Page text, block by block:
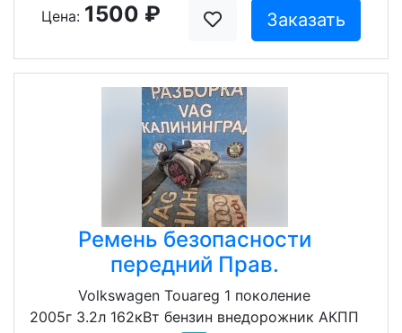
Цена: 1500 ₽ Заказать
Ремень безопасности
передний Прав.
Volkswagen Touareg 1 поколение
2005г 3.2л 162кВт бензин внедорожник АКПП